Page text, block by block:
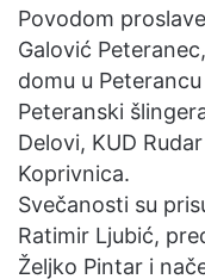
Povodom
Galović
domu u
Peteranski
Delovi, KUD
Koprivnica.
Svečanosti su
Ratimir Ljubić,
Željko Pintar i